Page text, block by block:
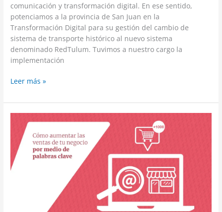
comunicación y transformación digital. En ese sentido,
potenciamos a la provincia de San Juan en la
Transformación Digital para su gestión del cambio de
sistema de transporte histórico al nuevo sistema
denominado RedTulum. Tuvimos a nuestro cargo la
implementación
Leer más »
aumentar
ventas
de
tu